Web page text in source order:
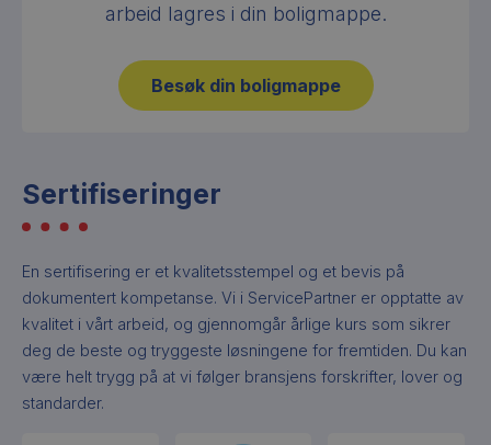
Sertifiseringer
En sertifisering er et kvalitetsstempel og et bevis på
dokumentert kompetanse. Vi i ServicePartner er opptatte av
kvalitet i vårt arbeid, og gjennomgår årlige kurs som sikrer
deg de beste og tryggeste løsningene for fremtiden. Du kan
være helt trygg på at vi følger bransjens forskrifter, lover og
standarder.
arbeid lagres i din boligmappe.
Besøk din boligmappe